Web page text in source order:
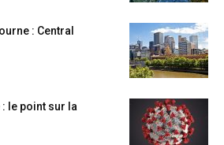
: Central
: le point sur la